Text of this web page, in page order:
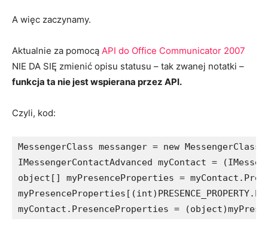
A więc zaczynamy.
Aktualnie za pomocą API do Office Communicator 2007
NIE DA SIĘ zmienić opisu statusu – tak zwanej notatki –
funkcja ta nie jest wspierana przez API.
Czyli, kod:
MessengerClass messanger = new
IMessengerContactAdvanced myContact =
object[] myPresenceProperties =
myContact.PresenceProperties =